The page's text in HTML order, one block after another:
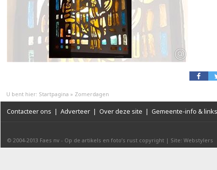
U bent hier: Startpagina » Zomerdagen
Contacteer ons | Adverteer | Over deze site | Gemeente-info & links
© 2004-2013 Faes nv - Op de artikels en foto’s rust copyright | Site: Webstylers